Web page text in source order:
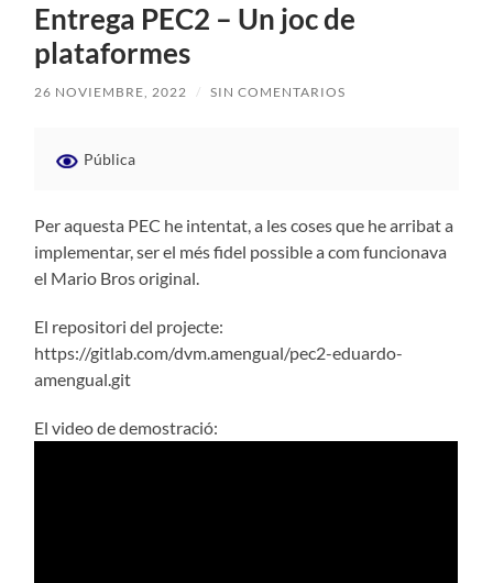
Entrega PEC2 – Un joc de
plataformes
26 NOVIEMBRE, 2022 / SIN COMENTARIOS
Pública
Per aquesta PEC he intentat, a les coses que he arribat a
implementar, ser el més fidel possible a com funcionava
el Mario Bros original.
El repositori del projecte:
https://gitlab.com/dvm.amengual/pec2-eduardo-
amengual.git
El video de demostració: